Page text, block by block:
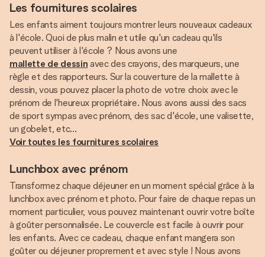
Les fournitures scolaires
Les enfants aiment toujours montrer leurs nouveaux cadeaux
à l'école. Quoi de plus malin et utile qu'un cadeau qu'ils
peuvent utiliser à l'école ? Nous avons une
mallette de dessin avec des crayons, des marqueurs, une
règle et des rapporteurs. Sur la couverture de la mallette à
dessin, vous pouvez placer la photo de votre choix avec le
prénom de l'heureux propriétaire. Nous avons aussi des sacs
de sport sympas avec prénom, des sac d'école, une valisette,
Voir toutes les fournitures scolaires
Lunchbox avec prénom
Transformez chaque déjeuner en un moment spécial grâce à la
lunchbox avec prénom et photo. Pour faire de chaque repas un
moment particulier, vous pouvez maintenant ouvrir votre boîte
à goûter personnalisée. Le couvercle est facile à ouvrir pour
les enfants. Avec ce cadeau, chaque enfant mangera son
goûter ou déjeuner proprement et avec style ! Nous avons